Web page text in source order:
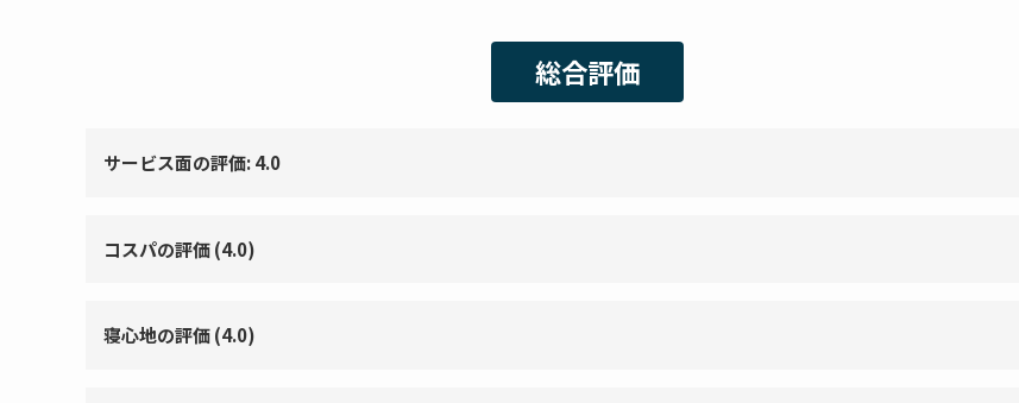
総合評価
サービス面の評価: 4.0
コスパの評価 (4.0)
寝心地の評価 (4.0)